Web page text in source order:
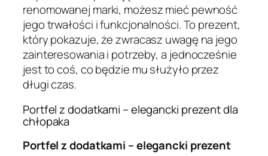
renomowanej marki, możesz mieć pewność
jego trwałości i funkcjonalności. To prezent,
który pokazuje, że zwracasz uwagę na jego
zainteresowania i potrzeby, a jednocześnie
jest to coś, co będzie mu służyło przez
długi czas.
Portfel z dodatkami – elegancki prezent dla
chłopaka
Portfel z dodatkami – elegancki prezent